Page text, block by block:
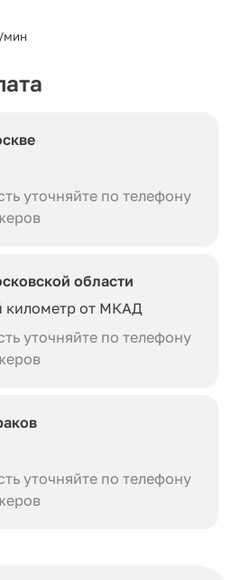
мин
уточняйте по телефону
области
километр от МКАД
уточняйте по телефону
уточняйте по телефону